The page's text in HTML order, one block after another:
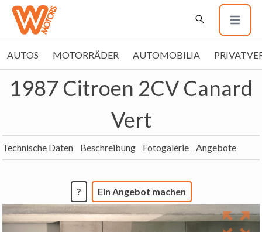
AUTOS MOTORRÄDER AUTOMOBILIA
1987 Citroen 2CV Canard
Vert
Technische Daten Beschreibung Fotogalerie Angebote
? Ein Angebot machen